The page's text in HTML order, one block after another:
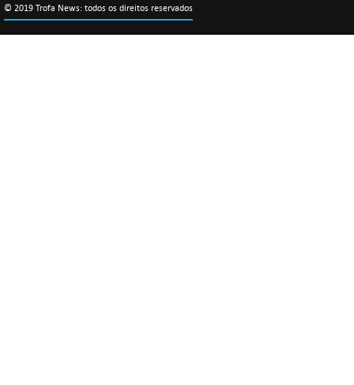
© 2019 Trofa News: todos os direitos reservados